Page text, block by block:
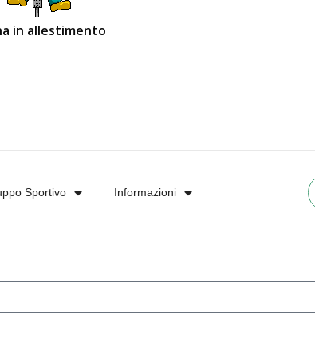
in allestimento
Sportivo Informazioni